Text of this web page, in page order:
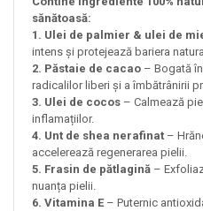
sănătoasă:
1. Ulei de palmier & ulei de
intens și protejează bariera
2. Păstaie de cacao – Bogată
radicalilor liberi și a îmbătrânirii
3. Ulei de cocos – Calmează
inflamațiilor.
4. Unt de shea nerafinat –
accelerează regenerarea pielii.
5. Frasin de pătlagină –
nuanța pielii.
6. Vitamina E – Puternic